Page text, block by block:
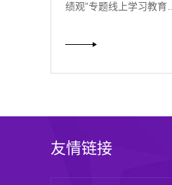
绩观”专题线上学习教育…
友情链接